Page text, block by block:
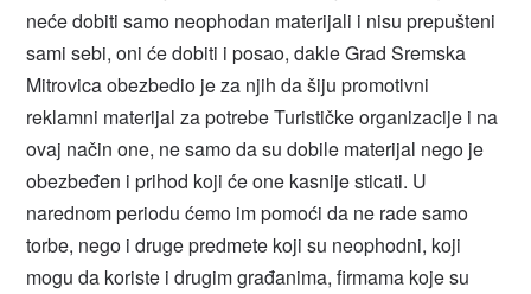
neće dobiti samo neophodan materijali i nisu prepušteni
sami sebi, oni će dobiti i posao, dakle Grad Sremska
Mitrovica obezbedio je za njih da šiju promotivni
reklamni materijal za potrebe Turističke organizacije i na
ovaj način one, ne samo da su dobile materijal nego je
obezbeđen i prihod koji će one kasnije sticati. U
narednom periodu ćemo im pomoći da ne rade samo
torbe, nego i druge predmete koji su neophodni, koji
mogu da koriste i drugim građanima, firmama koje su